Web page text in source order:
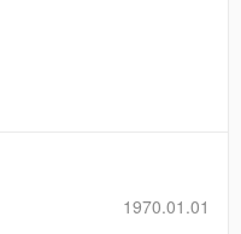
1970.01.01